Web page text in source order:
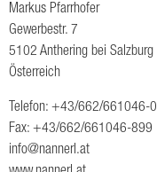
Markus Pfarrhofer
Gewerbestr. 7
5102 Anthering bei Salzburg
Österreich
Telefon: +43/662/661046-0
Fax: +43/662/661046-899
ta.lr
ennan
@ofni